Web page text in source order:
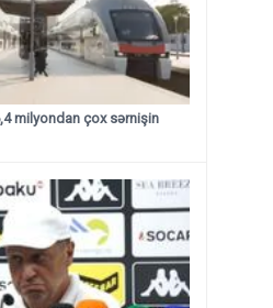
milyondan çox sərnişin